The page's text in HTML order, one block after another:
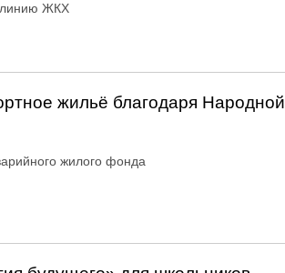
линию ЖКХ
жильё благодаря Народной
жилого фонда